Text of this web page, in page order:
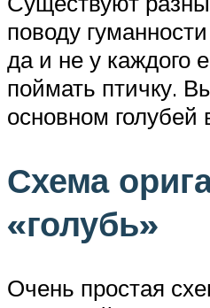
поводу
да и не у каждого
поймать птичку.
основном голубей
Схема
«голубь»
Очень простая